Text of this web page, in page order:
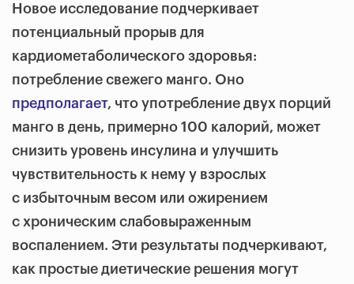
Новое исследование подчеркивает
потенциальный прорыв для
кардиометаболического здоровья:
потребление свежего манго. Оно
предполагает, что употребление двух порций
манго в день, примерно 100 калорий, может
снизить уровень инсулина и улучшить
чувствительность к нему у взрослых
с избыточным весом или ожирением
с хроническим слабовыраженным
воспалением. Эти результаты подчеркивают,
как простые диетические решения могут